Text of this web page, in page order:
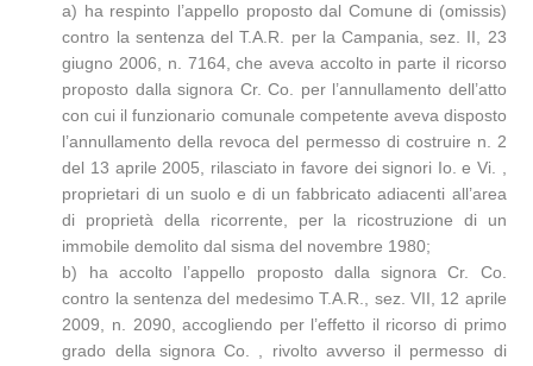
a) ha respinto l’appello proposto dal Comune di (omissis)
contro la sentenza del T.A.R. per la Campania, sez. II, 23
giugno 2006, n. 7164, che aveva accolto in parte il ricorso
proposto dalla signora Cr. Co. per l’annullamento dell’atto
con cui il funzionario comunale competente aveva disposto
l’annullamento della revoca del permesso di costruire n. 2
del 13 aprile 2005, rilasciato in favore dei signori Io. e Vi. ,
proprietari di un suolo e di un fabbricato adiacenti all’area
di proprietà della ricorrente, per la ricostruzione di un
immobile demolito dal sisma del novembre 1980;
b) ha accolto l’appello proposto dalla signora Cr. Co.
contro la sentenza del medesimo T.A.R., sez. VII, 12 aprile
2009, n. 2090, accogliendo per l’effetto il ricorso di primo
grado della signora Co. , rivolto avverso il permesso di